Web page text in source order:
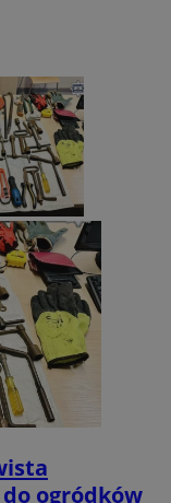
ogródków